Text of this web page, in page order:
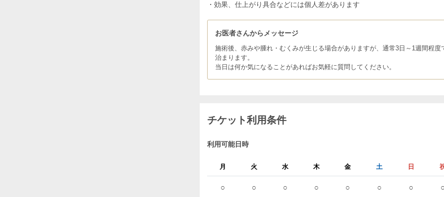
・効果、仕上がり具合などには個人差があります
お医者さんからメッセージ
施術後、赤みや腫れ・むくみが生じる場合がありますが、通常3日～1週間程度
治まります。
当日は何か気になることがあればお気軽に質問してください。
チケット利用条件
利用可能日時
月 火 水 木 金 土 日
○ ○ ○ ○ ○ ○ ○